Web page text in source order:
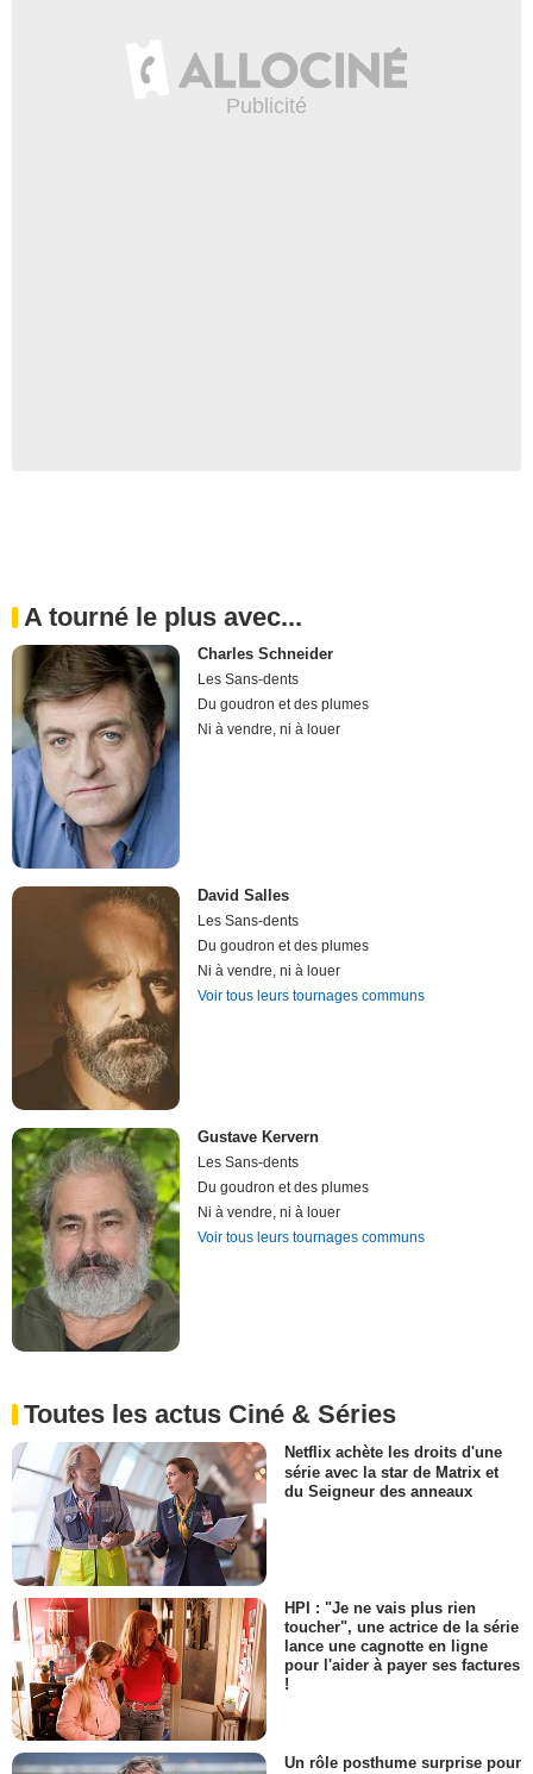
A tourné le plus avec...
Charles Schneider
Les Sans-dents
Du goudron et des plumes
Ni à vendre, ni à louer
David Salles
Les Sans-dents
Du goudron et des plumes
Ni à vendre, ni à louer
Voir tous leurs tournages communs
Gustave Kervern
Les Sans-dents
Du goudron et des plumes
Ni à vendre, ni à louer
Voir tous leurs tournages communs
Toutes les actus Ciné & Séries
Netflix achète les droits d'une
série avec la star de Matrix et
du Seigneur des anneaux
HPI : "Je ne vais plus rien
toucher", une actrice de la série
lance une cagnotte en ligne
pour l'aider à payer ses factures
!
Un rôle posthume surprise pour